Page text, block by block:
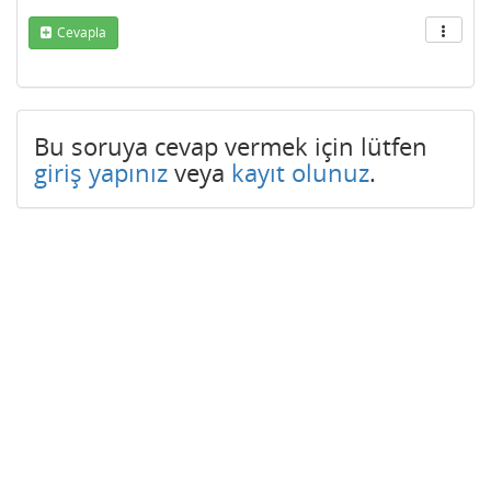
Cevapla
Bu soruya cevap vermek için lütfen
giriş yapınız veya kayıt olunuz.